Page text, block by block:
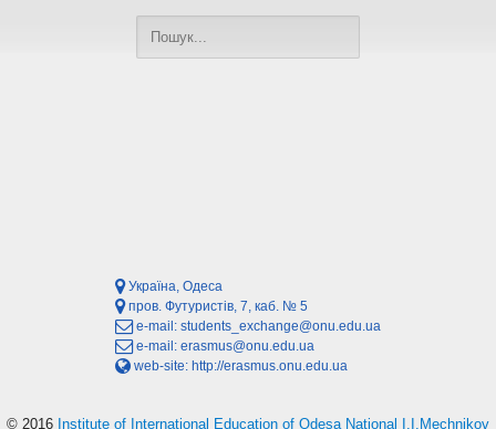
Україна, Одеса
пров. Футуристів, 7, каб. № 5
e-mail: students_exchange@onu.edu.ua
e-mail: erasmus@onu.edu.ua
web-site: http://erasmus.onu.edu.ua
© 2016 Institute of International Education of Odesa National I.I.Mechnikov